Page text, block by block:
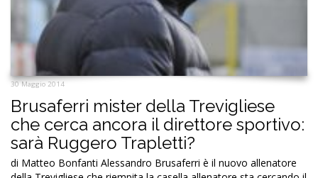
30 Maggio 2014
Brusaferri mister della Trevigliese
che cerca ancora il direttore sportivo:
sarà Ruggero Trapletti?
di Matteo Bonfanti Alessandro Brusaferri è il nuovo allenatore